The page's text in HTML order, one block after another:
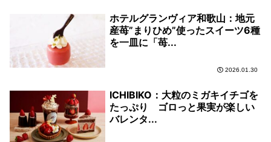
ホテルグランヴィア和歌山：地元
産苺”まりひめ”使ったスイーツ6種
を一皿に「苺...
2026.01.30
ICHIBIKO：大粒のミガキイチゴを
たっぷり ゴロっと果実が楽しい
バレンタ...